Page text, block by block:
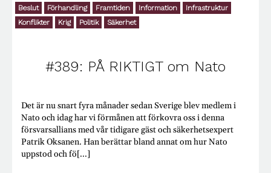
Beslut Förhandling Framtiden Information
Infrastruktur
Konflikter
Krig Politik Säkerhet
#389: PÅ RIKTIGT om Nato
Det är nu snart fyra månader sedan Sverige blev medlem i
Nato och idag har vi förmånen att förkovra oss i denna
försvarsallians med vår tidigare gäst och säkerhetsexpert
Patrik Oksanen. Han berättar bland annat om hur Nato
uppstod och fö[...]